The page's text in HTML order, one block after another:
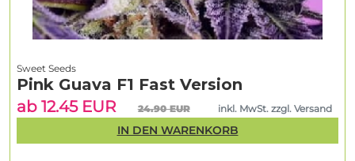
Sweet Seeds
Pink Guava F1 Fast Version
ab 12.45 EUR
24.90 EUR inkl. MwSt. zzgl. Versand
IN DEN WARENKORB